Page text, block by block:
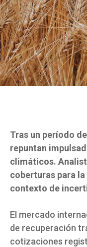
Tras un período
repuntan
climáticos.
coberturas para la
contexto de
El mercado
de recuperación
cotizaciones